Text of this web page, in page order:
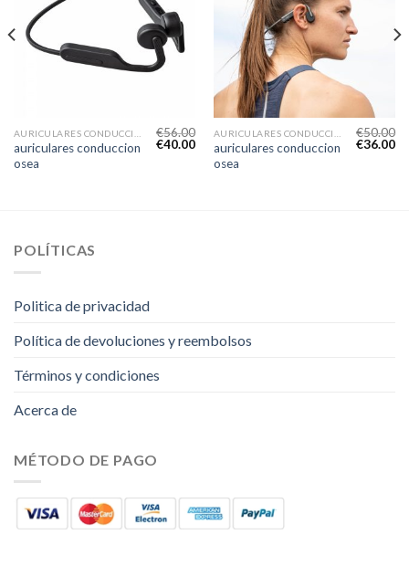
auriculares conduccion
osea
€56.00
€40.00
auriculares conduccion
osea
€50.00
€36.00
POLÍTICAS
Politica de privacidad
Política de devoluciones y reembolsos
Términos y condiciones
Acerca de
MÉTODO DE PAGO